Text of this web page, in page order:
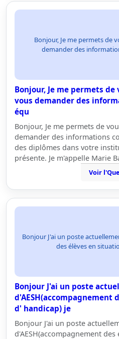
Bonjour, Je me permets de
demander des
Bonjour, Je me permets
vous demander des
équ
Bonjour, Je me permets de
demander des informations
des diplômes dans votre
présente. Je m'appelle Marie
Voir
Bonjour J'ai un poste
des élèves en
Bonjour J'ai un poste
d'AESH(accompagnement
d' handicap) je
Bonjour J'ai un poste
d'AESH(accompagnement